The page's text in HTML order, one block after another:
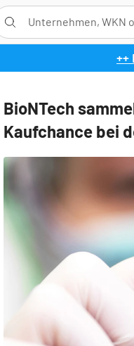
++
BioNTech
Kaufchance bei